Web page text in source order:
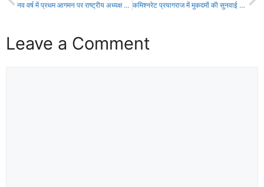
नव वर्ष में प्रथम आगमन पर राष्ट्रीय अध्यक्ष व केंद्रीय मंत्री का कार्यकर्ताओं ने किया जोरदार स्वागत कमिश्नरेट प्रयागराज में मुकदमों की सुनवाई के लिए कोर्ट की नई बिल्डिंग का हुआ शुभारम्भ
Leave a Comment